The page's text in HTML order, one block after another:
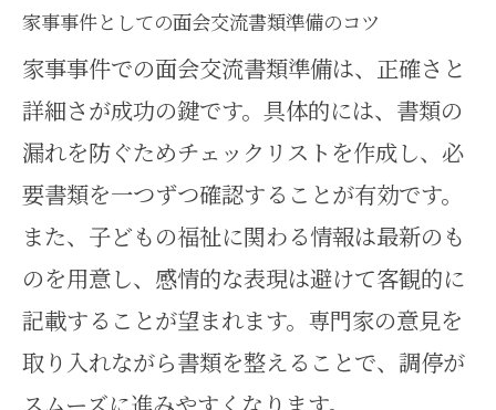
家事事件としての面会交流書類準備のコツ
家事事件での面会交流書類準備は、正確さと
詳細さが成功の鍵です。具体的には、書類の
漏れを防ぐためチェックリストを作成し、必
要書類を一つずつ確認することが有効です。
また、子どもの福祉に関わる情報は最新のも
のを用意し、感情的な表現は避けて客観的に
記載することが望まれます。専門家の意見を
取り入れながら書類を整えることで、調停が